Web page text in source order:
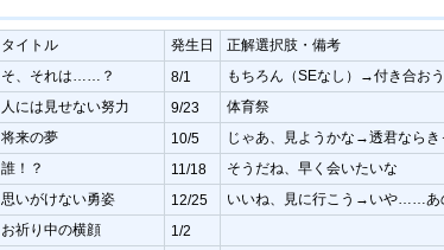
タイトル 発生日 正解選択肢・備考
そ、それは……？ 8/1 もちろん（SEなし）→付き合お
人には見せない努力 9/23 体育祭
将来の夢 10/5 じゃあ、見ようかな→透君ならき
誰！？ 11/18 そうだね、早く会いたいな
思いがけない勇姿 12/25 いいね、見に行こう→いや……
お祈り中の横顔
1/2